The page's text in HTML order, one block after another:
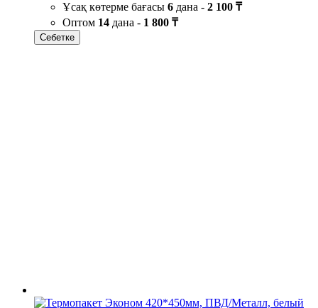
Ұсақ көтерме бағасы 6 дана - 2 100 ₸
Оптом 14 дана - 1 800 ₸
Себетке